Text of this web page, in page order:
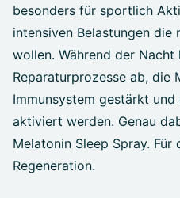
besonders für sportlich
intensiven Belastungen die
wollen. Während der
Reparaturprozesse ab, die
Immunsystem gestärkt
aktiviert werden. Genau
Melatonin Sleep Spray. Für
Regeneration.